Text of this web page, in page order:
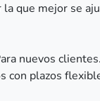
que mejor se
nuevos
con plazos